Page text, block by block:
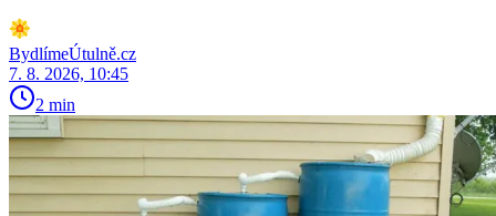
BydlímeÚtulně.cz
7. 8. 2026, 10:45
2 min